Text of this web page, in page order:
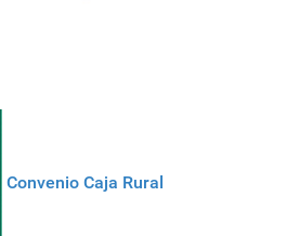
Convenio Caja Rural